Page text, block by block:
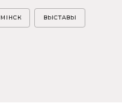
МІНСК ВЫСТАВЫ